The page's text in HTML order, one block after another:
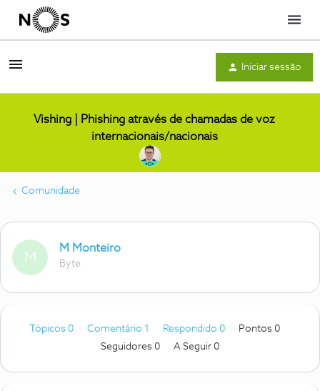
Menu
Iniciar sessão
Vishing | Phishing através de chamadas de voz
internacionais/nacionais
Comunidade
M
M Monteiro
Byte
Tópicos 0 Comentário 1 Respondido 0
Pontos 0
Seguidores 0 A Seguir 0